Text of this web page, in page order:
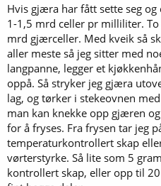
Hvis gjæra har fått sette seg
1-1,5 mrd celler pr milliliter.
mrd gjærceller. Med kveik så
aller meste så jeg sitter med
langpanne, legger et
oppå. Så stryker jeg gjæra
lag, og tørker i stekeovnen
man kan knekke opp gjæren
for å fryses. Fra frysen tar jeg
temperaturkontrollert skap
vørterstyrke. Så lite som 5
kontrollert skap, eller opp til